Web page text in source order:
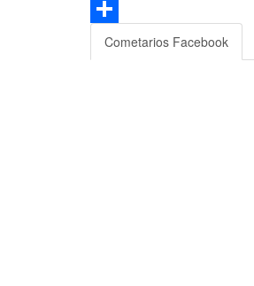
Bluesky
Compartir
Cometarios Facebook